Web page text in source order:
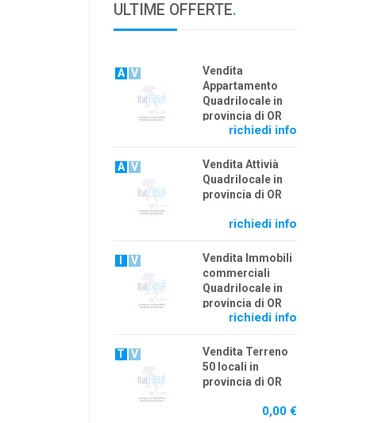
ULTIME OFFERTE.
A V
Vendita
Appartamento
Quadrilocale in
provincia di OR
richiedi info
A V
Vendita Attivià
Quadrilocale in
provincia di OR
richiedi info
V
Vendita Immobili
commerciali
Quadrilocale in
provincia di OR
richiedi info
T V
Vendita Terreno
50 locali in
provincia di OR
0,00 €